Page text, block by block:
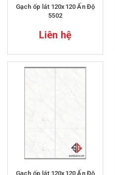
Gạch ốp lát 120x120 Ấn Độ
5502
Liên hệ
Gạch ốp lát 120x120 Ấn Độ